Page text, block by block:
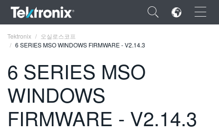
×
ENGLISH
FRANÇAIS
Tektronix
오실로스코프
6 SERIES MSO WINDOWS FIRMWARE - V2.14.3
6 SERIES MSO
WINDOWS
FIRMWARE - V2.14.3